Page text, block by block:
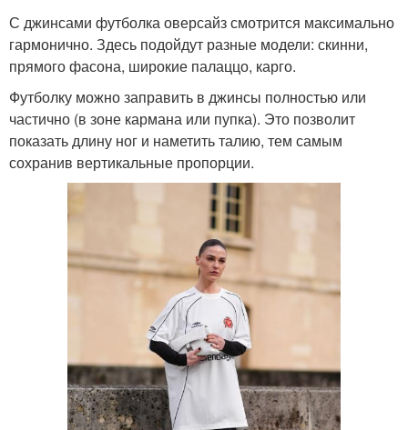
С джинсами футболка оверсайз смотрится максимально
гармонично. Здесь подойдут разные модели: скинни,
прямого фасона, широкие палаццо, карго.
Футболку можно заправить в джинсы полностью или
частично (в зоне кармана или пупка). Это позволит
показать длину ног и наметить талию, тем самым
сохранив вертикальные пропорции.